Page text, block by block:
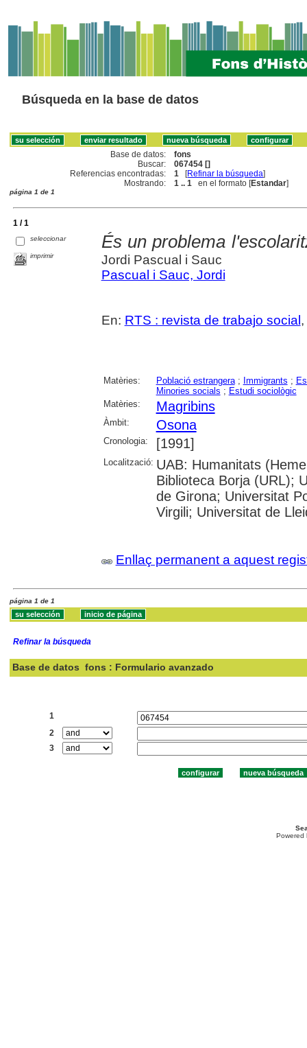
Búsqueda en la base de datos
Base de datos:
fons
Buscar:
067454 []
Referencias encontradas:
1 [Refinar la búsqueda]
Mostrando:
1 .. 1 en el formato [Estandar]
página 1 de 1
1 / 1
seleccionar
imprimir
És un problema
Jordi Pascual i Sauc
Pascual i Sauc, Jordi
En: RTS : revista de trabajo social
Matèries: Població estrangera; Immigrants ;
Minories socials ; Estudi sociològic
Matèries:
Magribins
Àmbit: Osona
Cronologia: [1991]
Localització: UAB: Humanitats
Biblioteca Borja (URL);
de Girona; Universitat
Virgili; Universitat de
Enllaç permanent a aquest
página 1 de 1
Refinar la búsqueda
Base de datos fons : Formulario avanzado
1
2
3